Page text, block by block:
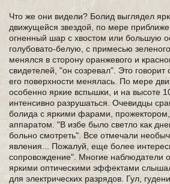
Что же они видели? Болид выглядел
движущейся звездой, по мере
огненный шар с хвостом или большую
голубовато-белую, с примесью
менялся в сторону оранжевого и
свидетелей, "он созревал". Это говорит
его поверхности менялась. По мере
особенно яркие вспышки, и на высоте
интенсивно разрушаться. Очевидцы
болида с яркими фарами,
аппаратом. "В избе было светло как
больно смотреть". Все отмечали
явления... Пожалуй, еще более
сопровождение". Многие наблюдатели
яркими оптическими эффектами
для электрических разрядов. Гул,